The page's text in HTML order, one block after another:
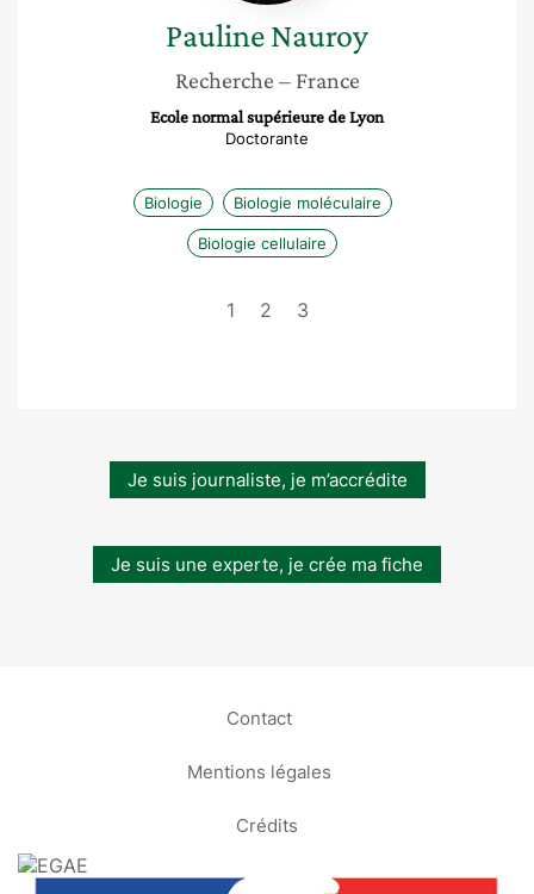
PaulineNauroy
Recherche – France
Ecole normal supérieure de Lyon
Doctorante
Biologie Biologie moléculaire
Biologie cellulaire
1 2 3
Je suis journaliste, je m’accrédite
Je suis une experte, je crée ma fiche
Contact
Mentions légales
Crédits